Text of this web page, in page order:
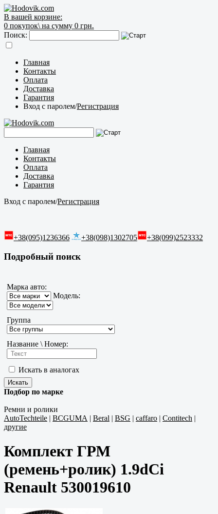
В вашей корзине:
0 покупок\ на сумму 0 грн.
Поиск:
Главная
Контакты
Оплата
Доставка
Гарантия
Вход с паролем/Регистрация
Главная
Контакты
Оплата
Доставка
Гарантия
Вход с паролем/Регистрация
+38(095)1236366 +38(098)1302705 +38(099)2523332
Подробный поиск
Марка авто:
Модель:
Группа
Название \ Номер:
Искать в аналогах
Подбор по марке
Ремни и ролики
AutoTechteile | BCGUMA | Beral | BSG | caffaro | Contitech |
другие
Комплект ГРМ
(ремень+ролик) 1.9dCi
Renault 530019610